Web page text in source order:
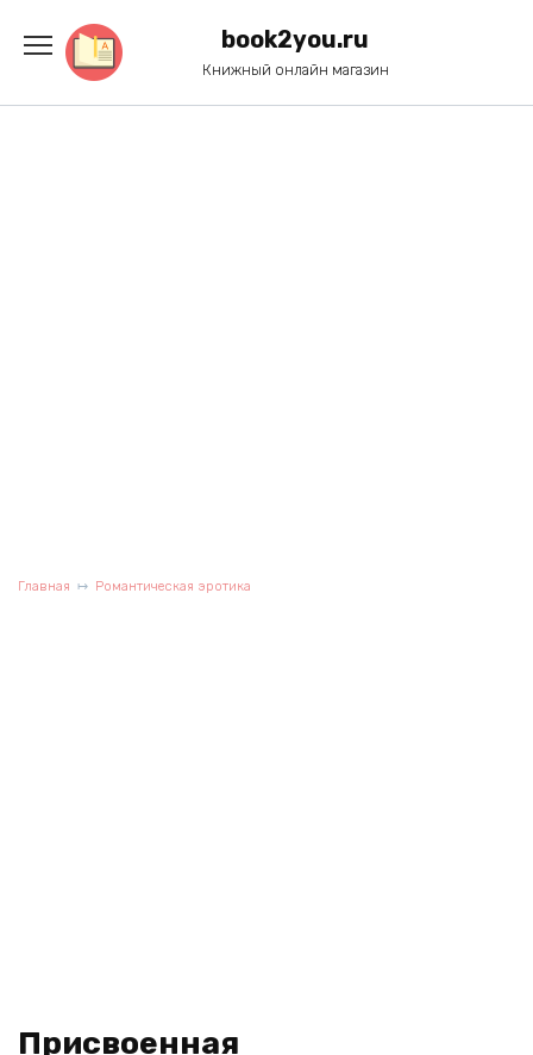
содержанию
book2you.ru
Книжный онлайн магазин
Главная Романтическая эротика
Присвоенная